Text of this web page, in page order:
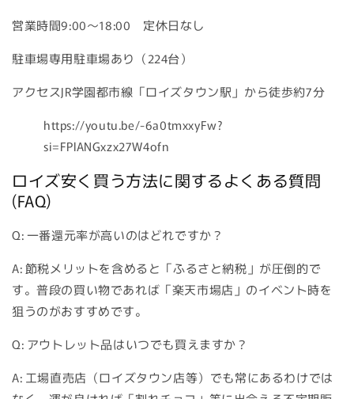
営業時間9:00～18:00 定休日なし
駐車場専用駐車場あり（224台）
アクセスJR学園都市線「ロイズタウン駅」から徒歩約7分
https://youtu.be/-6a0tmxxyFw?
si=FPlANGxzx27W4ofn
ロイズ安く買う方法に関するよくある質問
(FAQ)
Q: 一番還元率が高いのはどれですか？
A: 節税メリットを含めると「ふるさと納税」が圧倒的で
す。普段の買い物であれば「楽天市場店」のイベント時を
狙うのがおすすめです。
Q: アウトレット品はいつでも買えますか？
A: 工場直売店（ロイズタウン店等）でも常にあるわけでは